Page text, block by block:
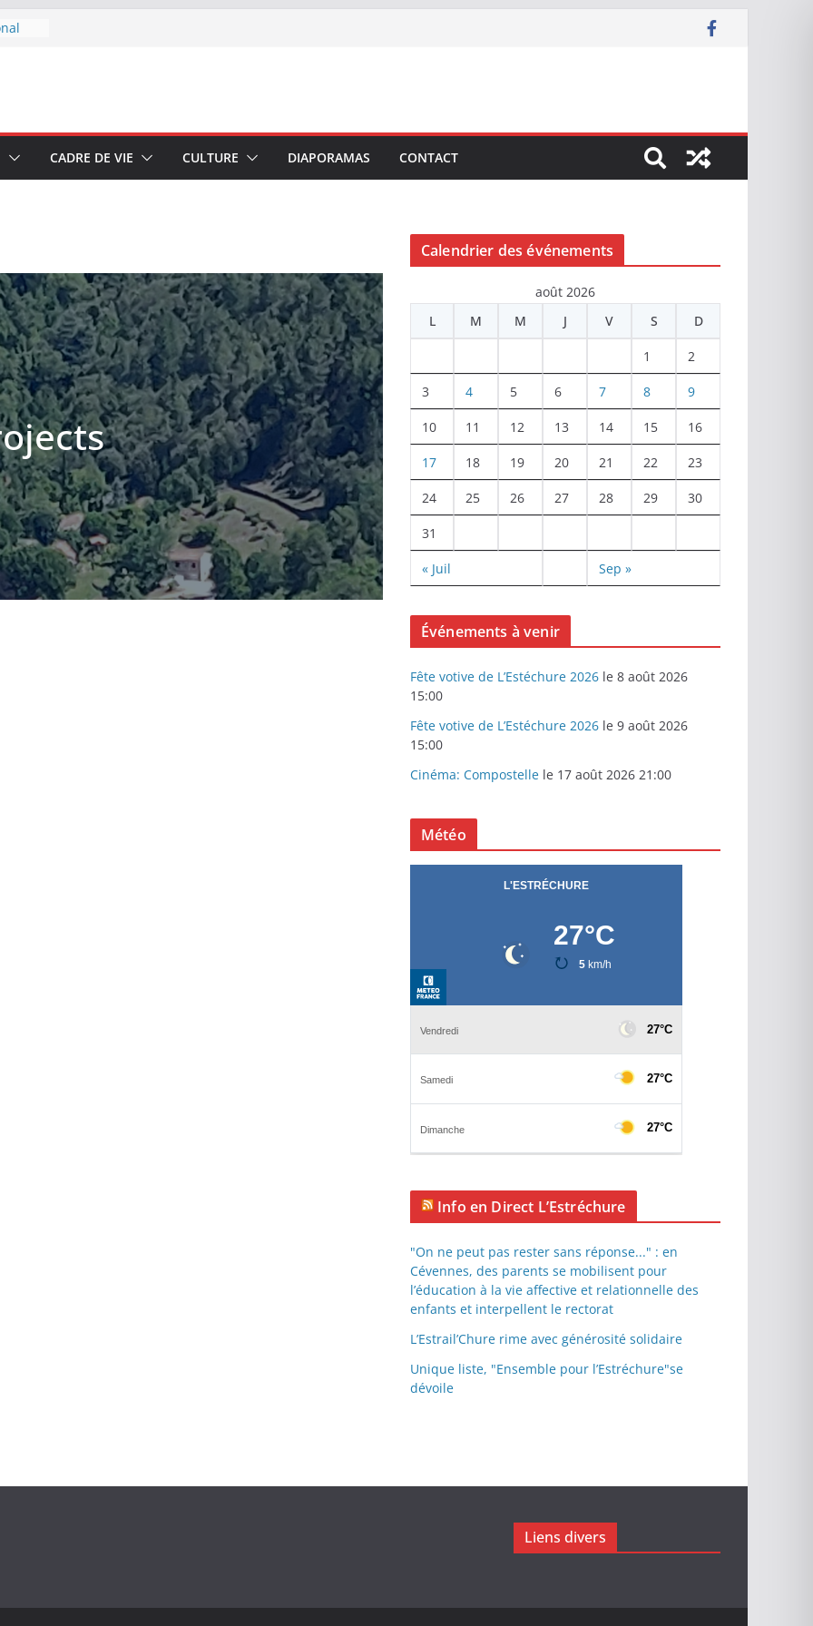
au CADRE DE VIE CULTURE DIAPORAMAS CONTACT
Calendrier des événements
août 2026
L
M M J V S D
1 2
3 4 5 6 7 8 9
10 11 12 13 14 15 16
17 18 19 20 21 22 23
24 25 26 27 28 29 30
31
« Juil Sep »
Événements à venir
Fête votive de L’Estéchure 2026 le 8 août 2026
15:00
Fête votive de L’Estéchure 2026 le 9 août 2026
15:00
Cinéma: Compostelle le 17 août 2026 21:00
Météo
Info en Direct L’Estréchure
"On ne peut pas rester sans réponse..." : en
Cévennes, des parents se mobilisent pour
l’éducation à la vie affective et relationnelle des
enfants et interpellent le rectorat
L’Estrail’Chure rime avec générosité solidaire
Unique liste, "Ensemble pour l’Estréchure"se
dévoile
Liens divers